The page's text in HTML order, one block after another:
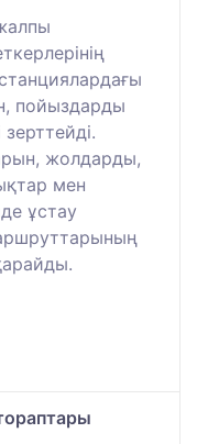
пойыздарды
жолдарды,
мен
ұстау